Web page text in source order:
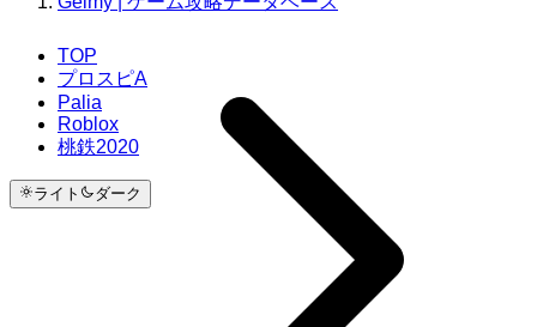
TOP
プロスピA
Palia
Roblox
桃鉄2020
ライト ダーク